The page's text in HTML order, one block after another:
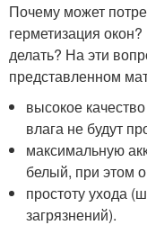
Почему может
герметизация
делать? На эти
представленном
высокое
влага не будут
максимальную
белый, при этом
простоту ухода
загрязнений).